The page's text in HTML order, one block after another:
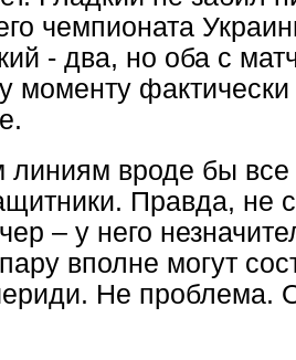
чемпионата
- два, но оба с
моменту фактически
линиям вроде бы
Правда, не
– у него
вполне могут
Не проблема.